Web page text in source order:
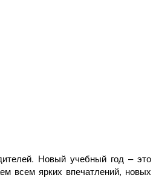
Новый учебный год – это
всем ярких впечатлений, новых